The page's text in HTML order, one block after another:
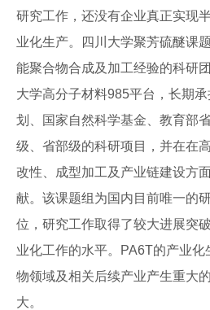
研究工作，还没有企业真正实现
业化生产。四川大学聚芳硫醚课
能聚合物合成及加工经验的科研
大学高分子材料985平台，长期
划、国家自然科学基金、教育部
级、省部级的科研项目，并在在
改性、成型加工及产业链建设方
献。该课题组为国内目前唯一的
位，研究工作取得了较大进展突
业化工作的水平。PA6T的产业
物领域及相关后续产业产生重大
大。